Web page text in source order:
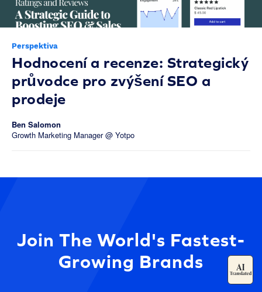
Perspektiva
Hodnocení a recenze: Strategický
průvodce pro zvýšení SEO a
prodeje
Ben Salomon
Growth Marketing Manager @ Yotpo
Join The World's Fastest-
Growing Brands